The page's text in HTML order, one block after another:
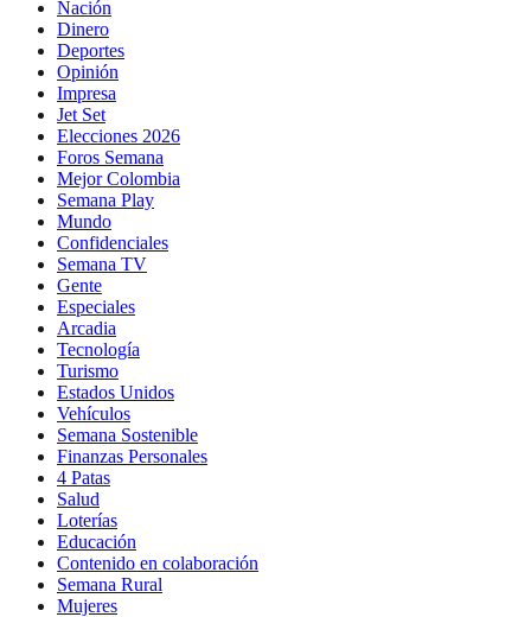
Nación
Dinero
Deportes
Opinión
Impresa
Jet Set
Elecciones 2026
Foros Semana
Mejor Colombia
Semana Play
Mundo
Confidenciales
Semana TV
Gente
Especiales
Arcadia
Tecnología
Turismo
Estados Unidos
Vehículos
Semana Sostenible
Finanzas Personales
4 Patas
Salud
Loterías
Educación
Contenido en colaboración
Semana Rural
Mujeres